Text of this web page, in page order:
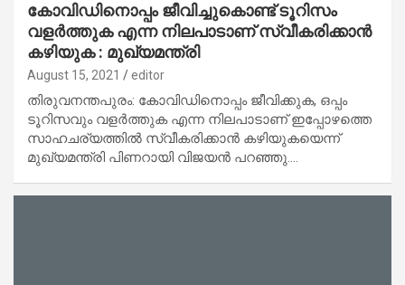
കോവിഡിനൊപ്പം ജീവിച്ചുകൊണ്ട് ടൂറിസം
വളര്‍ത്തുക എന്ന നിലപാടാണ് സ്വീകരിക്കാന്‍
കഴിയുക : മുഖ്യമന്ത്രി
August 15, 2021 editor
തിരുവനന്തപുരം: കോവിഡിനൊപ്പം ജീവിക്കുക, ഒപ്പം
ടൂറിസവും വളര്‍ത്തുക എന്ന നിലപാടാണ് ഇപ്പോഴത്തെ
സാഹചര്യത്തില്‍ സ്വീകരിക്കാന്‍ കഴിയുകയെന്ന്
മുഖ്യമന്ത്രി പിണറായി വിജയന്‍ പറഞ്ഞു.…